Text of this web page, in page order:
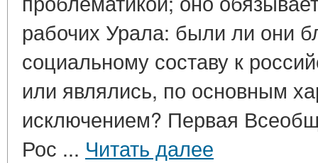
рабочих Урала: были ли они
социальному составу к
или являлись, по основным
исключением? Первая
Рос ... Читать далее